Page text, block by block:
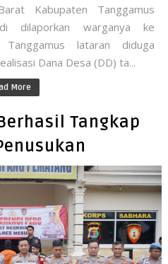
Kabupaten Tanggamus
dilaporkan warganya ke
lataran diduga
Dana Desa (DD) ta...
More
Tangkap